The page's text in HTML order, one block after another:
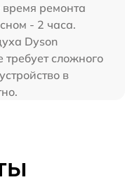
ремонта
- 2 часа.
Dyson
требует сложного
в